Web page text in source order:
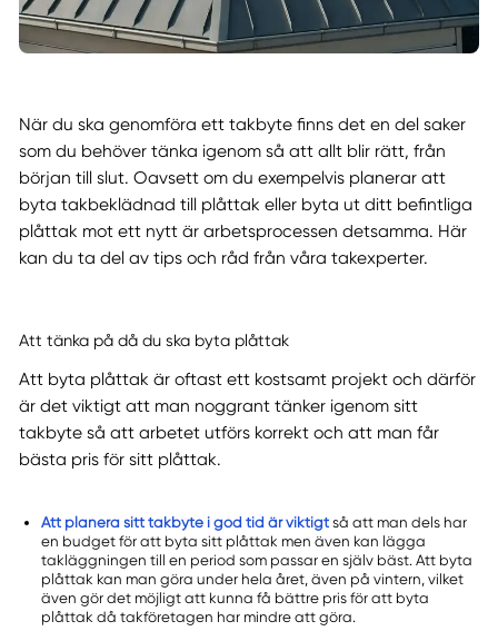
När du ska genomföra ett takbyte finns det en del saker
som du behöver tänka igenom så att allt blir rätt, från
början till slut. Oavsett om du exempelvis planerar att
byta takbeklädnad till plåttak eller byta ut ditt befintliga
plåttak mot ett nytt är arbetsprocessen detsamma. Här
kan du ta del av tips och råd från våra takexperter.
Att tänka på då du ska byta plåttak
Att byta plåttak är oftast ett kostsamt projekt och därför
är det viktigt att man noggrant tänker igenom sitt
takbyte så att arbetet utförs korrekt och att man får
bästa pris för sitt plåttak.
Att planera sitt takbyte i god tid är viktigtså att man dels har
en budget för att byta sitt plåttak men även kan lägga
takläggningen till en period som passar en själv bäst. Att byta
plåttak kan man göra under hela året, även på vintern, vilket
även gör det möjligt att kunna få bättre pris för att byta
plåttak då takföretagen har mindre att göra.